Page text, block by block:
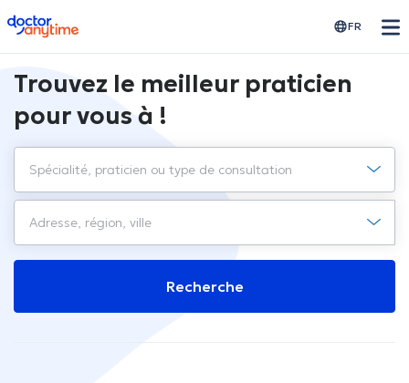
doctoranytime FR
Trouvez le meilleur praticien
pour vous à !
Recherche